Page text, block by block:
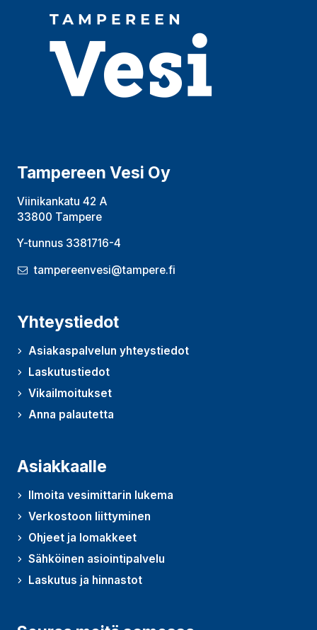
Tampereen Vesi Oy
Viinikankatu 42 A
33800 Tampere
Y-tunnus 3381716-4
tampereenvesi@tampere.fi
Yhteystiedot
Asiakaspalvelun yhteystiedot
Laskutustiedot
Vikailmoitukset
Anna palautetta
(Avautuu uudessa ikkunassa)
Asiakkaalle
Ilmoita vesimittarin lukema
Verkostoon liittyminen
Ohjeet ja lomakkeet
Sähköinen asiointipalvelu
Laskutus ja hinnastot